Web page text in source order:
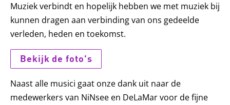
Muziek verbindt en hopelijk hebben we met muziek bij
kunnen dragen aan verbinding van ons gedeelde
verleden, heden en toekomst.
Bekijk de foto's
Naast alle musici gaat onze dank uit naar de
medewerkers van NiNsee en DeLaMar voor de fijne